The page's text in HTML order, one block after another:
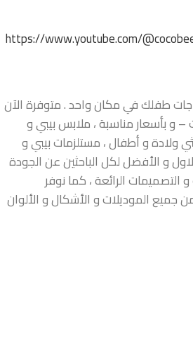
https://www.youtube.com/
طفلك في مكان واحد . متوفرة الآن
– و بأسعار مناسبة ، ملابس بيبي و
ولادة و أطفال ، مستلزمات بيبي و
و الأفضل لكل الباحثين عن الجودة
و التصميمات الرائعة ، كما نوفر
الموديلات و الأشكال و الألوان